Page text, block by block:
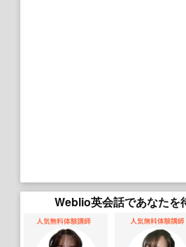
Weblio英会話であなたを